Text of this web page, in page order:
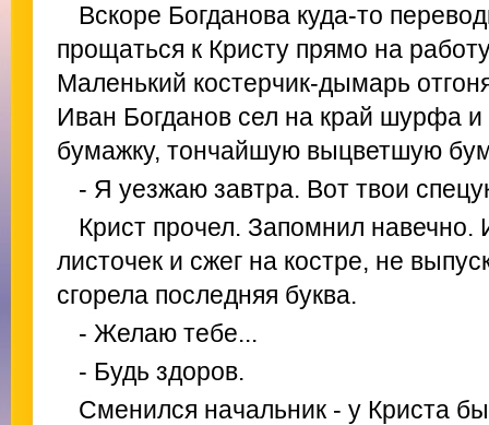
Вскоре Богданова куда-то
прощаться к Кристу прямо на
Маленький костерчик-дымарь
Иван Богданов сел на край шурфа и
бумажку, тончайшую выцветшую
- Я уезжаю завтра. Вот твои
Крист прочел. Запомнил навечно.
листочек и сжег на костре, не
сгорела последняя буква.
- Желаю тебе...
- Будь здоров.
Сменился начальник - у Криста